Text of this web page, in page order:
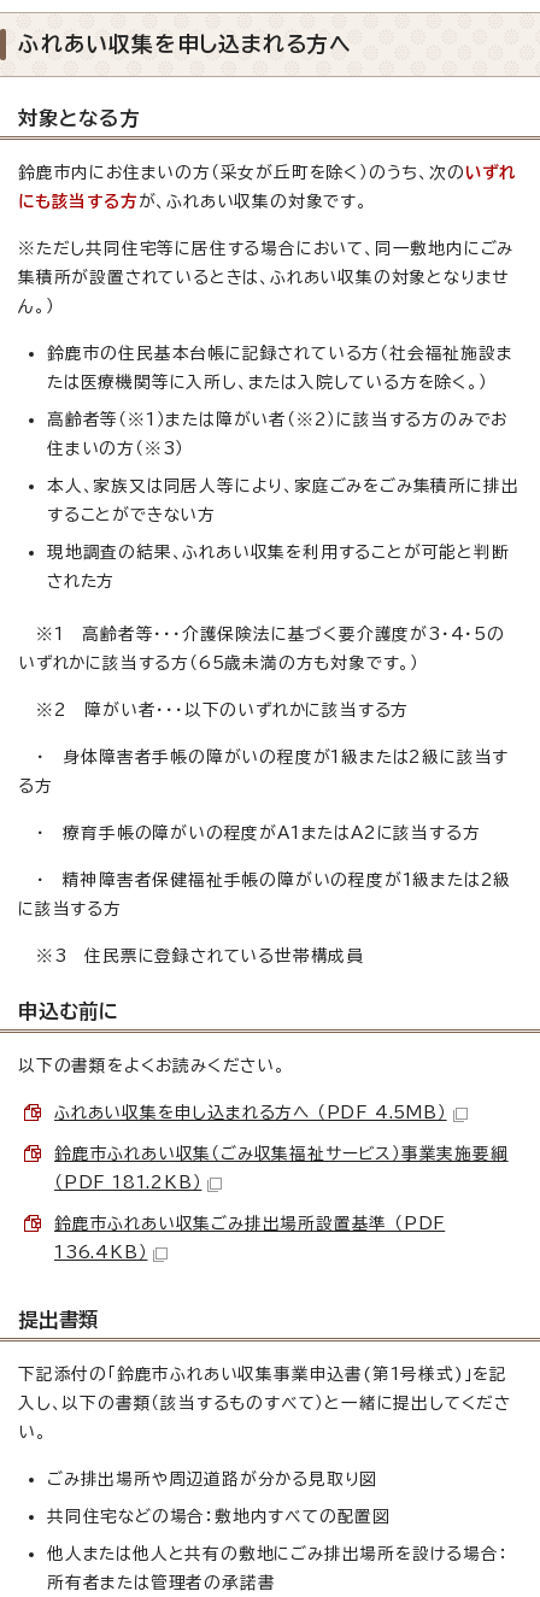
ふれあい収集を申し込まれる方へ
対象となる方
鈴鹿市内にお住まいの方（采女が丘町を除く）のうち、次の いずれ
にも該当する方 が、ふれあい収集の対象です。
※ただし共同住宅等に居住する場合において、同一敷地内にごみ
集積所が設置されているときは、ふれあい収集の対象となりませ
ん。）
鈴鹿市の住民基本台帳に記録されている方（社会福祉施設ま
たは医療機関等に入所し、または入院している方を除く。）
高齢者等（※1）または障がい者（※2）に該当する方のみでお
住まいの方（※3）
本人、家族又は同居人等により、家庭ごみをごみ集積所に排出
することができない方
現地調査の結果、ふれあい収集を利用することが可能と判断
された方
※1 高齢者等・・・介護保険法に基づく要介護度が3・4・5の
いずれかに該当する方（65歳未満の方も対象です。）
※2 障がい者・・・以下のいずれかに該当する方
・ 身体障害者手帳の障がいの程度が1級または2級に該当す
る方
・ 療育手帳の障がいの程度がA1またはA2に該当する方
・ 精神障害者保健福祉手帳の障がいの程度が1級または2級
に該当する方
※3 住民票に登録されている世帯構成員
申込む前に
以下の書類をよくお読みください。
ふれあい収集を申し込まれる方へ （PDF 4.5MB）
鈴鹿市ふれあい収集（ごみ収集福祉サービス）事業実施要綱
（PDF 181.2KB）
鈴鹿市ふれあい収集ごみ排出場所設置基準 （PDF
136.4KB）
提出書類
下記添付の「鈴鹿市ふれあい収集事業申込書(第1号様式)」を記
入し、以下の書類（該当するものすべて）と一緒に提出してくださ
い。
ごみ排出場所や周辺道路が分かる見取り図
共同住宅などの場合：敷地内すべての配置図
他人または他人と共有の敷地にごみ排出場所を設ける場合：
所有者または管理者の承諾書